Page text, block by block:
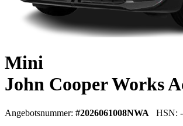
Mini
John Cooper Works
Angebotsnummer: #2026061008NWA HSN: